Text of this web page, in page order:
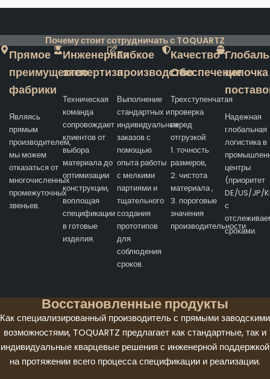
Почему стоит сотрудничать с TOQUARTZ
Прямое
преимущество
фабрики
Являясь
прямым
производителем,
мы можем
отказаться от
многочисленных
промежуточных
звеньев.
Инженерная
экспертиза
Техническая
команда
сопровождает
клиентов от
выбора
материала до
оптимизации
конструкции,
воплощая
спецификации
в готовые
изделия.
Гибкое
производство
Выполнение
стандартных и
индивидуальных
заказов с
помощью
опыта работы
с мелкими
партиями и
тщательного
создания
прототипов
для
соблюдения
сроков.
Качество
Обеспечение
Трехступенчатая
проверка
перед
отгрузкой:
1. точность
размеров,
2. чистота
материала ,
3. пороговые
значения
производительности
цепочка
Надежная
глобальная
логистика в
центры
(приоритет
DE/US/JP/
с
сроками.
Восстановленные продукты
Как специализированный производитель с прямыми заводскими
возможностями, TOQUARTZ предлагает как стандартные, так и
индивидуальные кварцевые решения с инженерной поддержкой
на протяжении всего процесса спецификации и реализации.